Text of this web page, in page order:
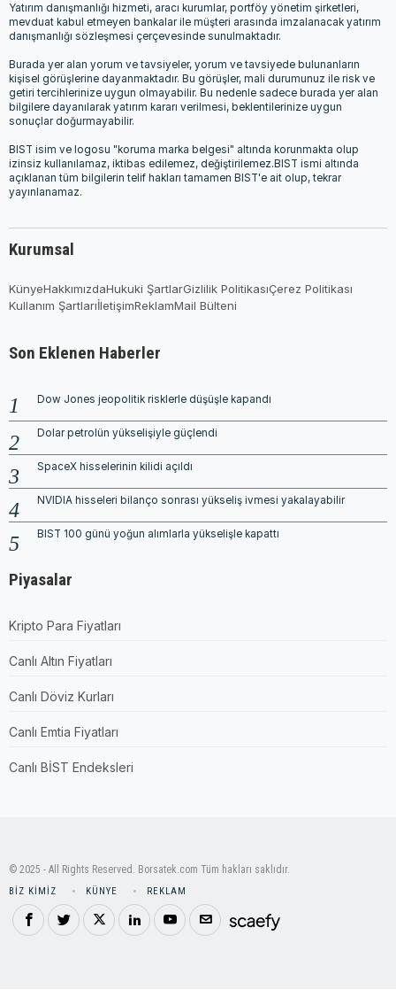
Yatırım danışmanlığı hizmeti, aracı kurumlar, portföy yönetim şirketleri,
mevduat kabul etmeyen bankalar ile müşteri arasında imzalanacak yatırım
danışmanlığı sözleşmesi çerçevesinde sunulmaktadır.
Burada yer alan yorum ve tavsiyeler, yorum ve tavsiyede bulunanların
kişisel görüşlerine dayanmaktadır. Bu görüşler, mali durumunuz ile risk ve
getiri tercihlerinize uygun olmayabilir. Bu nedenle sadece burada yer alan
bilgilere dayanılarak yatırım kararı verilmesi, beklentilerinize uygun
sonuçlar doğurmayabilir.
BIST isim ve logosu "koruma marka belgesi" altında korunmakta olup
izinsiz kullanılamaz, iktibas edilemez, değiştirilemez.BIST ismi altında
açıklanan tüm bilgilerin telif hakları tamamen BIST'e ait olup, tekrar
yayınlanamaz.
Kurumsal
KünyeHakkımızdaHukuki ŞartlarGizlilik PolitikasıÇerez Politikası
Kullanım ŞartlarıİletişimReklamMail Bülteni
Son Eklenen Haberler
Dow Jones jeopolitik risklerle düşüşle kapandı
Dolar petrolün yükselişiyle güçlendi
SpaceX hisselerinin kilidi açıldı
NVIDIA hisseleri bilanço sonrası yükseliş ivmesi yakalayabilir
BIST 100 günü yoğun alımlarla yükselişle kapattı
Piyasalar
Kripto Para Fiyatları
Canlı Altın Fiyatları
Canlı Döviz Kurları
Canlı Emtia Fiyatları
Canlı BİST Endeksleri
© 2025 - All Rights Reserved. Borsatek.com Tüm hakları saklıdır.
BIZ KIMIZ KÜNYE REKLAM